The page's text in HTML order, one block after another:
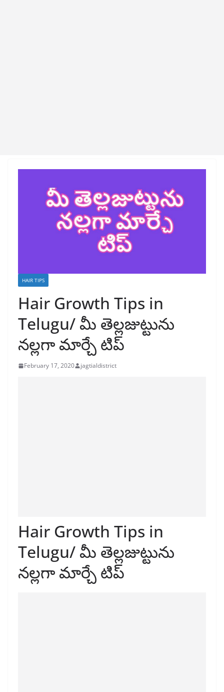
HAIR TIPS
Hair Growth Tips in
Telugu/ మీ తెల్లజుట్టును
నల్లగా మార్చే టిప్
February 17, 2020 jagtialdistrict
Hair Growth Tips in
Telugu/ మీ తెల్లజుట్టును
నల్లగా మార్చే టిప్